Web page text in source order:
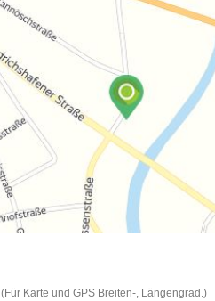
(Für Karte und GPS Breiten-, Längengrad.)